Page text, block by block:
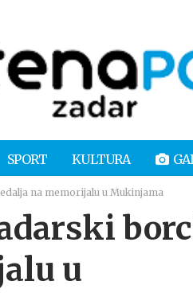
SPORT KULTURA
na memorijalu u Mukinjama
u